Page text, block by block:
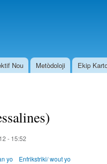
Nou Metòdoloji Ekip
- 15:52
yo Enfrikstriki/ wout yo